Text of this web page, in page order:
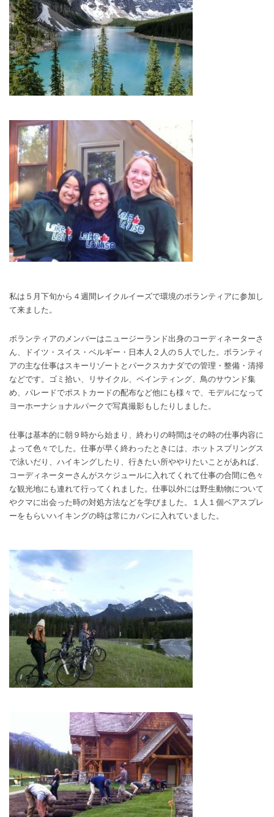
私は５月下旬から４週間レイクルイーズで環境のボランティアに参加し
て来ました。
ボランティアのメンバーはニュージーランド出身のコーディネーターさ
ん、ドイツ・スイス・ベルギー・日本人２人の５人でした。ボランティ
アの主な仕事はスキーリゾートとパークスカナダでの管理・整備・清掃
などです。ゴミ拾い、リサイクル、ペインティング、鳥のサウンド集
め、パレードでポストカードの配布など他にも様々で、モデルになって
ヨーホーナショナルパークで写真撮影もしたりしました。
仕事は基本的に朝９時から始まり、終わりの時間はその時の仕事内容に
よって色々でした。仕事が早く終わったときには、ホットスプリングス
で泳いだり、ハイキングしたり、行きたい所ややりたいことがあれば、
コーディネーターさんがスケジュールに入れてくれて仕事の合間に色々
な観光地にも連れて行ってくれました。仕事以外には野生動物について
やクマに出会った時の対処方法などを学びました。１人１個ベアスプレ
ーをもらいハイキングの時は常にカバンに入れていました。